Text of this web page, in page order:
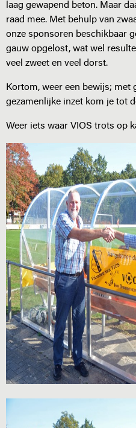
laag gewapend beton. Maar
raad mee. Met behulp van
onze sponsoren beschikbaar
gauw opgelost, wat wel
veel zweet en veel dorst.
Kortom, weer een bewijs; met
gezamenlijke inzet kom je tot
Weer iets waar VIOS trots op